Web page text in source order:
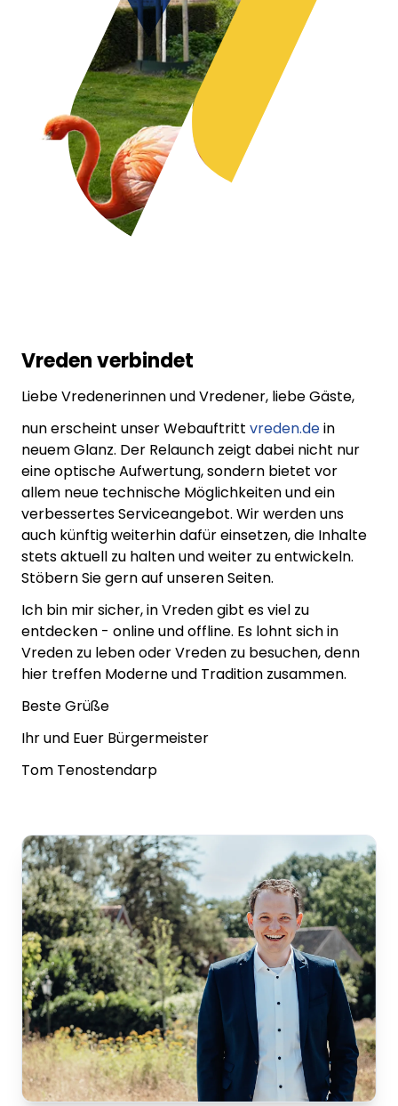
Vreden verbindet
Liebe Vredenerinnen und Vredener, liebe Gäste,
nun erscheint unser Webauftritt vreden.dein
neuem Glanz. Der Relaunch zeigt dabei nicht nur
eine optische Aufwertung, sondern bietet vor
allem neue technische Möglichkeiten und ein
verbessertes Serviceangebot. Wir werden uns
auch künftig weiterhin dafür einsetzen, die Inhalte
stets aktuell zu halten und weiter zu entwickeln.
Stöbern Sie gern auf unseren Seiten.
Ich bin mir sicher, in Vreden gibt es viel zu
entdecken - online und offline. Es lohnt sich in
Vreden zu leben oder Vreden zu besuchen, denn
hier treffen Moderne und Tradition zusammen.
Beste Grüße
Ihr und Euer Bürgermeister
Tom Tenostendarp